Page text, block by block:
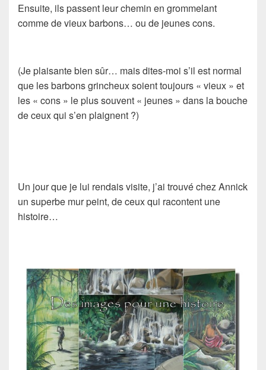
Ensuite, ils passent leur chemin en grommelant
comme de vieux barbons… ou de jeunes cons.
(Je plaisante bien sûr… mais dites-moi s’il est normal
que les barbons grincheux soient toujours « vieux » et
les « cons » le plus souvent « jeunes » dans la bouche
de ceux qui s’en plaignent ?)
Un jour que je lui rendais visite, j’ai trouvé chez Annick
un superbe mur peint, de ceux qui racontent une
histoire…